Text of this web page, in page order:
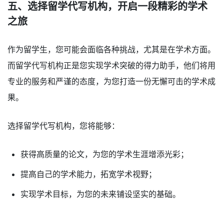
五、选择留学代写机构，开启一段精彩的学术
之旅
作为留学生，您可能会面临各种挑战，尤其是在学术方面。
而留学代写机构正是您实现学术突破的得力助手，他们将用
专业的服务和严谨的态度，为您打造一份无懈可击的学术成
果。
选择留学代写机构，您将能够：
获得高质量的论文，为您的学术生涯增添光彩；
提高自己的学术能力，拓宽学术视野；
实现学术目标，为您的未来铺设坚实的基础。